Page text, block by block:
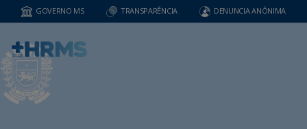
GOVERNO MS TRANSPARÊNCIA DENUNCIA ANÔNIMA